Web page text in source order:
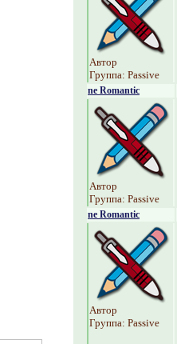
Автор
Группа: Passive
ne Romantic
Автор
Группа: Passive
ne Romantic
Автор
Группа: Passive